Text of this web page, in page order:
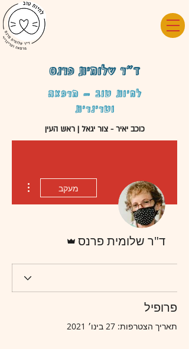
ד"ר שלומית פרנס
לחיות טוב - מרפאה
וטרינרית
כוכב יאיר - צור יגאל | ראש העין
מעקב
ד"ר שלומית פרנס
פרופיל
תאריך הצטרפות: 27 בינו׳ 2021